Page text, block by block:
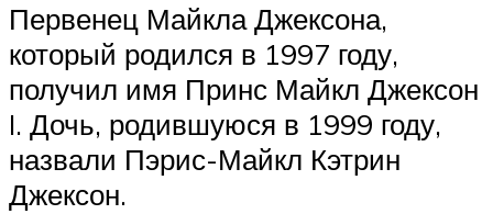
Первенец Майкла Джексона,
который родился в 1997 году,
получил имя Принс Майкл Джексон
I. Дочь, родившуюся в 1999 году,
назвали Пэрис-Майкл Кэтрин
Джексон.